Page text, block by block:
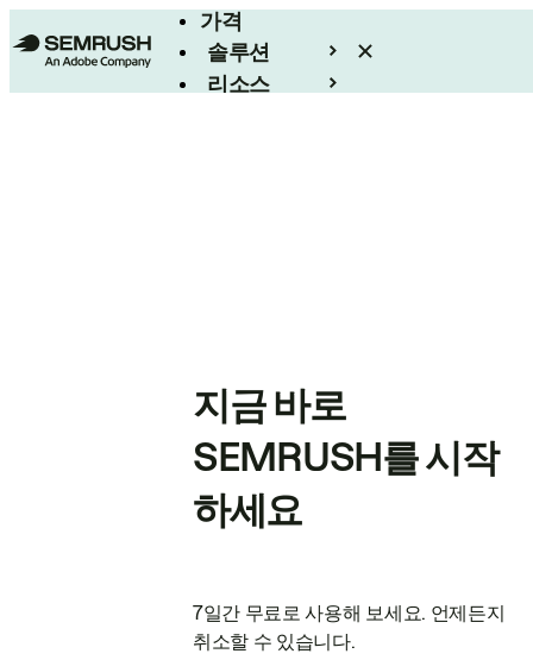
가격
솔루션
리소스
지금 바로
SEMRUSH를 시작
하세요
7일간 무료로 사용해 보세요. 언제든지
취소할 수 있습니다.